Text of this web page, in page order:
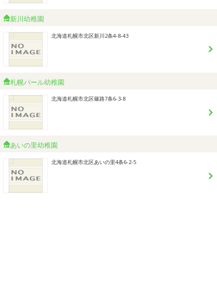
新川幼稚園
北海道札幌市北区新川2条4-8-43
札幌パール幼稚園
北海道札幌市北区篠路7条6-3-8
あいの里幼稚園
北海道札幌市北区あいの里4条6-2-5